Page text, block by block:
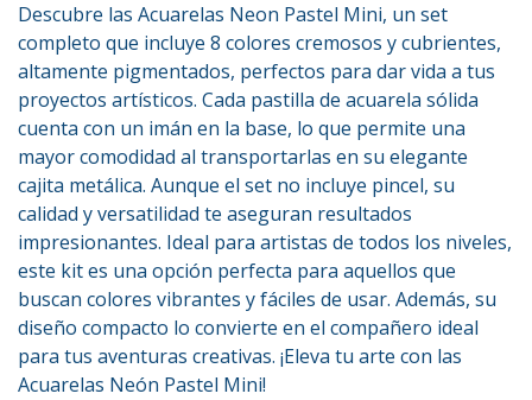
Descubre las Acuarelas Neon Pastel Mini, un set
completo que incluye 8 colores cremosos y cubrientes,
altamente pigmentados, perfectos para dar vida a tus
proyectos artísticos. Cada pastilla de acuarela sólida
cuenta con un imán en la base, lo que permite una
mayor comodidad al transportarlas en su elegante
cajita metálica. Aunque el set no incluye pincel, su
calidad y versatilidad te aseguran resultados
impresionantes. Ideal para artistas de todos los niveles,
este kit es una opción perfecta para aquellos que
buscan colores vibrantes y fáciles de usar. Además, su
diseño compacto lo convierte en el compañero ideal
para tus aventuras creativas. ¡Eleva tu arte con las
Acuarelas Neón Pastel Mini!